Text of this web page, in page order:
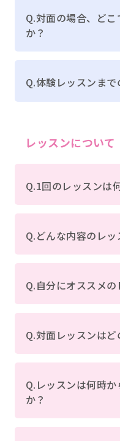
Q.対面の場合、ど
か？
Q.体験レッスンまで
レッスンについて
Q.1回のレッスンは
Q.どんな内容のレ
Q.自分にオススメの
Q.対面レッスンは
Q.レッスンは何時
か？